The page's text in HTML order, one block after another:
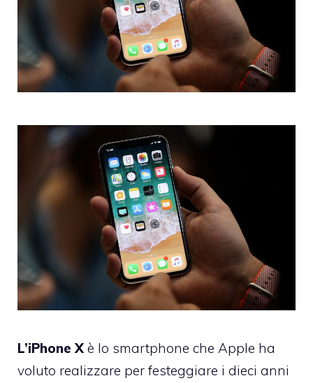
L’iPhone X è lo smartphone che Apple ha
voluto realizzare per festeggiare i dieci anni